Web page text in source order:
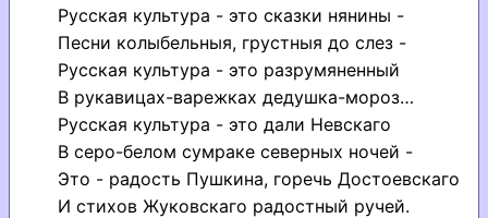
Русская культура - это сказки нянины -
Песни колыбельныя, грустныя до слез -
Русская культура - это разрумяненный
В рукавицах-варежках дедушка-мороз…
Русская культура - это дали Невскаго
В серо-белом сумраке северных ночей -
Это - радость Пушкина, горечь Достоевскаго
И стихов Жуковскаго радостный ручей.